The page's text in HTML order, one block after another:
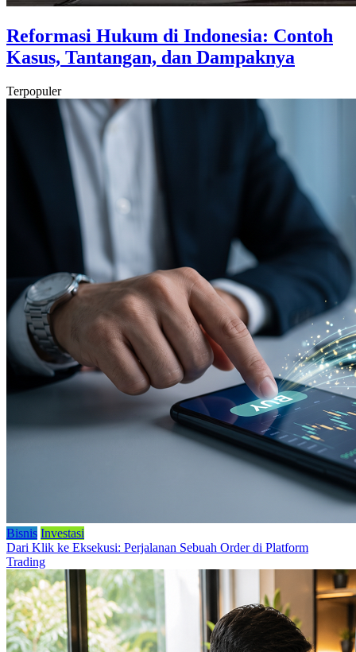
Reformasi Hukum di Indonesia: Contoh
Kasus, Tantangan, dan Dampaknya
Terpopuler
Bisnis Investasi
Dari Klik ke Eksekusi: Perjalanan Sebuah Order di Platform
Trading